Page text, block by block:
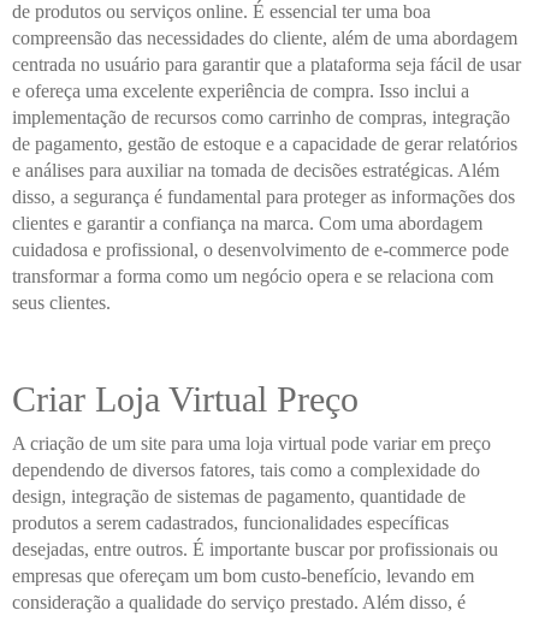
de produtos ou serviços online. É essencial ter uma boa
compreensão das necessidades do cliente, além de uma abordagem
centrada no usuário para garantir que a plataforma seja fácil de usar
e ofereça uma excelente experiência de compra. Isso inclui a
implementação de recursos como carrinho de compras, integração
de pagamento, gestão de estoque e a capacidade de gerar relatórios
e análises para auxiliar na tomada de decisões estratégicas. Além
disso, a segurança é fundamental para proteger as informações dos
clientes e garantir a confiança na marca. Com uma abordagem
cuidadosa e profissional, o desenvolvimento de e-commerce pode
transformar a forma como um negócio opera e se relaciona com
seus clientes.
Criar Loja Virtual Preço
A criação de um site para uma loja virtual pode variar em preço
dependendo de diversos fatores, tais como a complexidade do
design, integração de sistemas de pagamento, quantidade de
produtos a serem cadastrados, funcionalidades específicas
desejadas, entre outros. É importante buscar por profissionais ou
empresas que ofereçam um bom custo-benefício, levando em
consideração a qualidade do serviço prestado. Além disso, é